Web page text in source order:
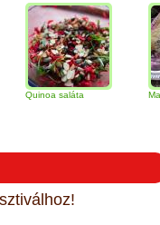
saláta Mandulás kifli